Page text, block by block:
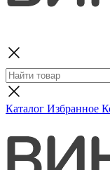
Каталог Избранное